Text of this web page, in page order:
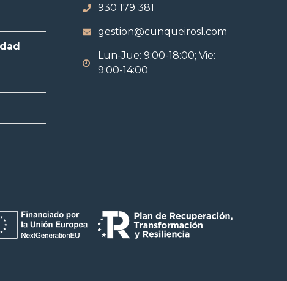
930 179 381
gestion@cunqueirosl.com
Lun-Jue: 9:00-18:00; Vie:
9:00-14:00